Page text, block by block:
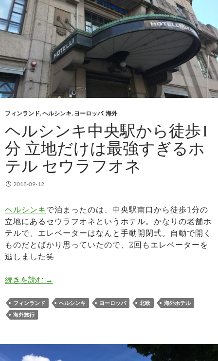
フィンランド,ヘルシンキ, ヨーロッパ,海外
ヘルシンキ中央駅から徒歩1
分 立地だけは最強すぎるホ
テル セウラフオネ
2018-09-12
ヘルシンキで泊まったのは、中央駅南口から徒歩1分の
立地にあるセウラフオネというホテル。かなりの老舗ホ
テルで、エレベーターはなんと手動開閉式。自動で開く
ものだとばかり思っていたので、2回もエレベーターを
逃しました笑
続きを読む ヘルシンキ中央駅から徒歩1分 立地だけは最強
→
フィンランド ヘルシンキ ヨーロッパ 北欧
海外ホテル
海外旅行